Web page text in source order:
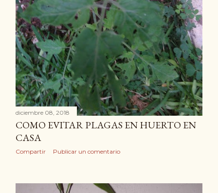
diciembre 08, 2018
COMO EVITAR PLAGAS EN HUERTO EN
CASA
Compartir Publicar un comentario